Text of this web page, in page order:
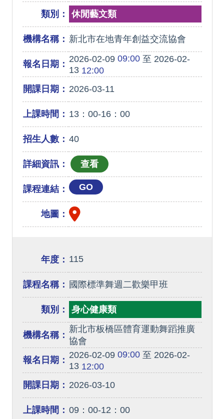
類別： 休閒藝文類
機構名稱： 新北市在地青年創益交流協會
報名日期： 2026-02-0909:00至 2026-02-
1312:00
開課日期： 2026-03-11
上課時間： 13：00-16：00
招生人數： 40
詳細資訊：
課程連結： GO
地圖：
年度： 115
課程名稱： 國際標準舞週二歡樂甲班
類別： 身心健康類
機構名稱：
新北市板橋區體育運動舞蹈推廣
協會
報名日期： 2026-02-0909:00至 2026-02-
1312:00
開課日期： 2026-03-10
上課時間： 09：00-12：00